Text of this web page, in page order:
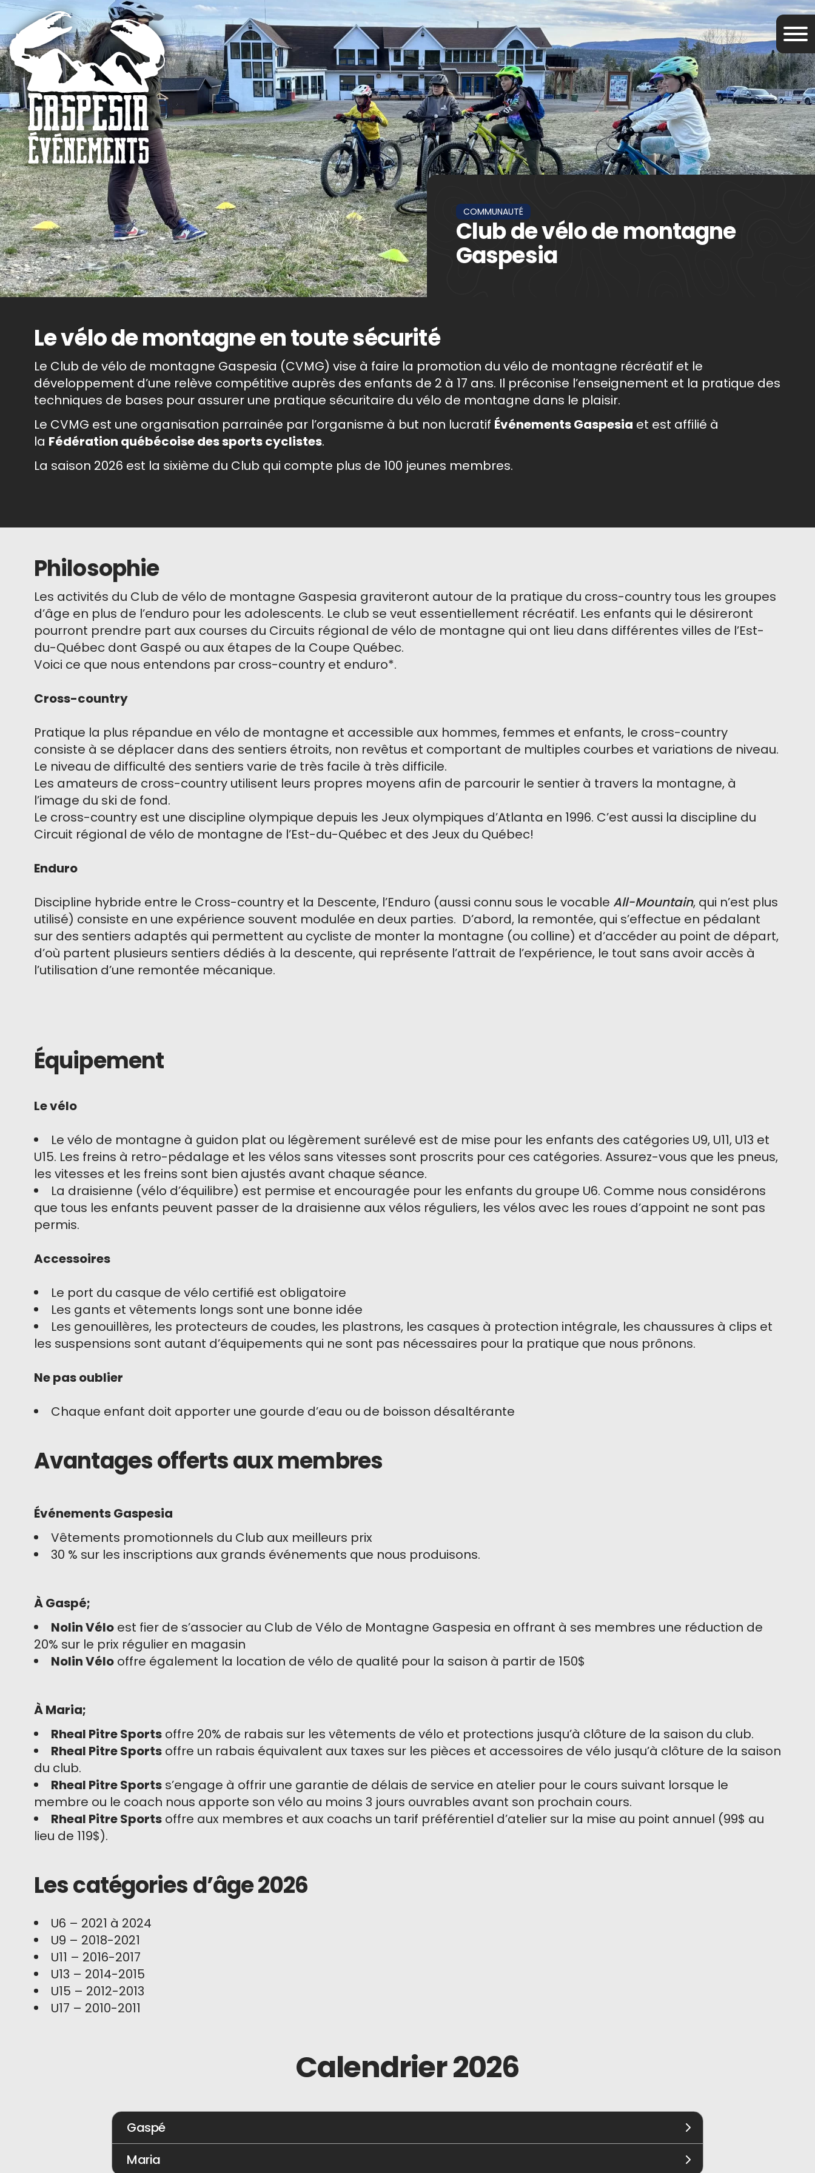
COMMUNAUTÉ
Club de vélo de montagne
Gaspesia
Le vélo de montagne en toute sécurité
Le Club de vélo de montagne Gaspesia (CVMG) vise à faire la promotion du vélo de montagne récréatif et le
développement d’une relève compétitive auprès des enfants de 2 à 17 ans. Il préconise l’enseignement et la pratique des
techniques de bases pour assurer une pratique sécuritaire du vélo de montagne dans le plaisir.
Le CVMG est une organisation parrainée par l’organisme à but non lucratif Événements Gaspesia et est affilié à
la Fédération québécoise des sports cyclistes.
La saison 2026 est la sixième du Club qui compte plus de 100 jeunes membres.
Philosophie
Les activités du Club de vélo de montagne Gaspesia graviteront autour de la pratique du cross-country tous les groupes
d’âge en plus de l’enduro pour les adolescents. Le club se veut essentiellement récréatif. Les enfants qui le désireront
pourront prendre part aux courses du Circuits régional de vélo de montagne qui ont lieu dans différentes villes de l’Est-
du-Québec dont Gaspé ou aux étapes de la Coupe Québec.
Voici ce que nous entendons par cross-country et enduro*.
Cross-country
Pratique la plus répandue en vélo de montagne et accessible aux hommes, femmes et enfants, le cross-country
consiste à se déplacer dans des sentiers étroits, non revêtus et comportant de multiples courbes et variations de niveau.
Le niveau de difficulté des sentiers varie de très facile à très difficile.
Les amateurs de cross-country utilisent leurs propres moyens afin de parcourir le sentier à travers la montagne, à
l’image du ski de fond.
Le cross-country est une discipline olympique depuis les Jeux olympiques d’Atlanta en 1996. C’est aussi la discipline du
Circuit régional de vélo de montagne de l’Est-du-Québec et des Jeux du Québec!
Enduro
Discipline hybride entre le Cross-country et la Descente, l’Enduro (aussi connu sous le vocable All-Mountain, qui n’est plus
utilisé) consiste en une expérience souvent modulée en deux parties. D’abord, la remontée, qui s’effectue en pédalant
sur des sentiers adaptés qui permettent au cycliste de monter la montagne (ou colline) et d’accéder au point de départ,
d’où partent plusieurs sentiers dédiés à la descente, qui représente l’attrait de l’expérience, le tout sans avoir accès à
l’utilisation d’une remontée mécanique.
Équipement
Le vélo
Le vélo de montagne à guidon plat ou légèrement surélevé est de mise pour les enfants des catégories U9, U11, U13 et
U15. Les freins à retro-pédalage et les vélos sans vitesses sont proscrits pour ces catégories. Assurez-vous que les pneus,
les vitesses et les freins sont bien ajustés avant chaque séance.
La draisienne (vélo d’équilibre) est permise et encouragée pour les enfants du groupe U6. Comme nous considérons
que tous les enfants peuvent passer de la draisienne aux vélos réguliers, les vélos avec les roues d’appoint ne sont pas
permis.
Accessoires
Le port du casque de vélo certifié est obligatoire
Les gants et vêtements longs sont une bonne idée
Les genouillères, les protecteurs de coudes, les plastrons, les casques à protection intégrale, les chaussures à clips et
les suspensions sont autant d’équipements qui ne sont pas nécessaires pour la pratique que nous prônons.
Ne pas oublier
Chaque enfant doit apporter une gourde d’eau ou de boisson désaltérante
Avantages offerts aux membres
Événements Gaspesia
Vêtements promotionnels du Club aux meilleurs prix
30 % sur les inscriptions aux grands événements que nous produisons.
À Gaspé;
Nolin Vélo est fier de s’associer au Club de Vélo de Montagne Gaspesia en offrant à ses membres une réduction de
20% sur le prix régulier en magasin
Nolin Vélo offre également la location de vélo de qualité pour la saison à partir de 150$
À Maria;
Rheal Pitre Sports offre 20% de rabais sur les vêtements de vélo et protections jusqu’à clôture de la saison du club.
Rheal Pitre Sports offre un rabais équivalent aux taxes sur les pièces et accessoires de vélo jusqu’à clôture de la saison
du club.
Rheal Pitre Sports s’engage à offrir une garantie de délais de service en atelier pour le cours suivant lorsque le
membre ou le coach nous apporte son vélo au moins 3 jours ouvrables avant son prochain cours.
Rheal Pitre Sports offre aux membres et aux coachs un tarif préférentiel d’atelier sur la mise au point annuel (99$ au
lieu de 119$).
Les catégories d’âge 2026
U6 – 2021 à 2024
U9 – 2018-2021
U11 – 2016-2017
U13 – 2014-2015
U15 – 2012-2013
U17 – 2010-2011
Calendrier 2026
Gaspé
Maria